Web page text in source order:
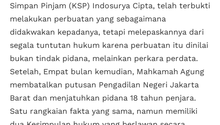
Simpan Pinjam (KSP) Indosurya Cipta, telah terbukti
melakukan perbuatan yang sebagaimana
didakwakan kepadanya, tetapi melepaskannya dari
segala tuntutan hukum karena perbuatan itu dinilai
bukan tindak pidana, melainkan perkara perdata.
Setelah, Empat bulan kemudian, Mahkamah Agung
membatalkan putusan Pengadilan Negeri Jakarta
Barat dan menjatuhkan pidana 18 tahun penjara.
Satu rangkaian fakta yang sama, namun memiliki